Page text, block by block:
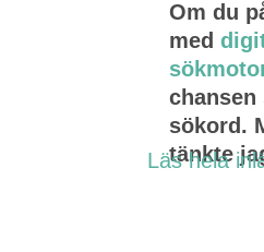
Om du
med
sökord.
tänkte
Läs hela